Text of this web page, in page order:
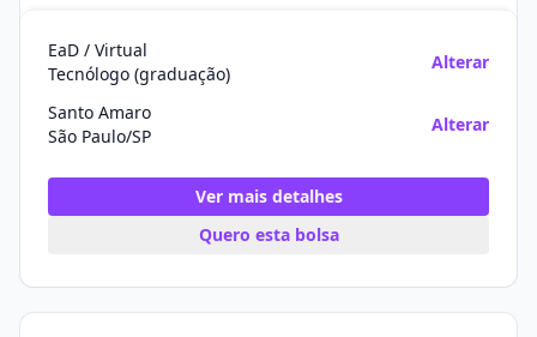
EaD / Virtual
Tecnólogo (graduação)
Alterar
Santo Amaro
São Paulo/SP
Alterar
Ver mais detalhes
Quero esta bolsa